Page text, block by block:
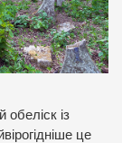
із
це